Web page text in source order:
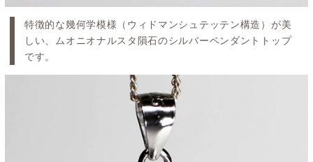
特徴的な幾何学模様（ウィドマンシュテッテン構造）が美
しい、ムオニオナルスタ隕石のシルバーペンダントトップ
です。